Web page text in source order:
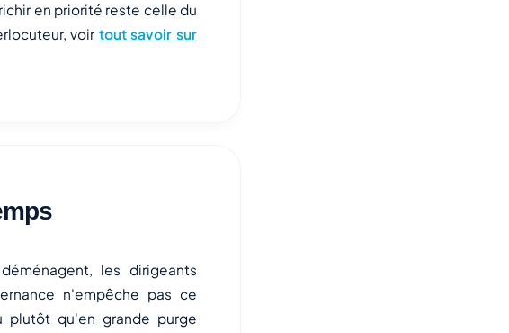
en priorité reste celle du
voir tout savoir sur
les dirigeants
n'empêche pas ce
plutôt qu'en grande purge